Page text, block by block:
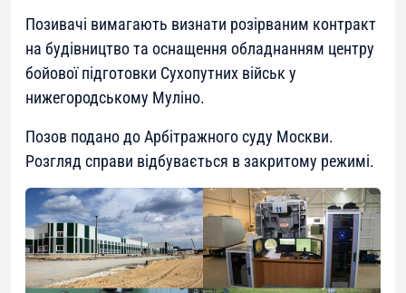
Позивачі вимагають визнати розірваним контракт
на будівництво та оснащення обладнанням центру
бойової підготовки Сухопутних військ у
нижегородському Муліно.
Позов подано до Арбітражного суду Москви.
Розгляд справи відбувається в закритому режимі.